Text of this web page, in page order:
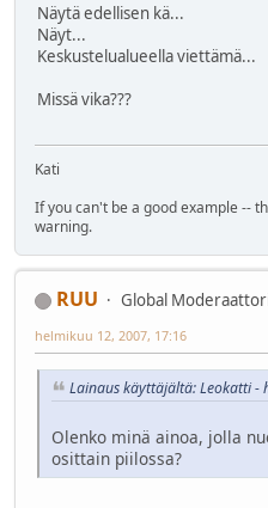
Näytä edellisen kä...
Näyt...
Keskustelualueella viettämä...
Missä vika???
Kati
If you can't be a good example --
warning.
RUU
Global
helmikuu 12, 2007, 17:16
Lainaus käyttäjältä: Leokatti -
Olenko minä ainoa, jolla
osittain piilossa?